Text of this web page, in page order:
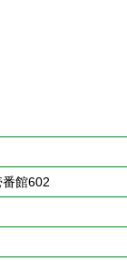
館602